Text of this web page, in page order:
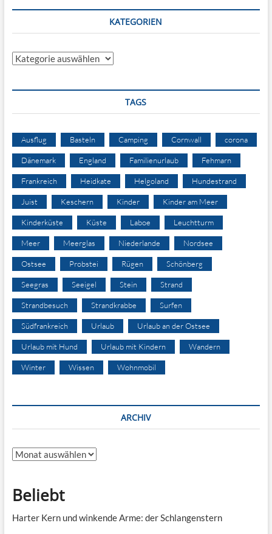
KATEGORIEN
Kategorien
TAGS
Ausflug Basteln Camping Cornwall corona
Dänemark England Familienurlaub Fehmarn
Frankreich Heidkate Helgoland Hundestrand
Juist Keschern Kinder Kinder am Meer
Kinderküste Küste Laboe Leuchtturm
Meer Meerglas Niederlande Nordsee
Ostsee Probstei Rügen Schönberg
Seegras Seeigel Stein Strand
Strandbesuch Strandkrabbe Surfen
Südfrankreich Urlaub Urlaub an der Ostsee
Urlaub mit Hund Urlaub mit Kindern Wandern
Winter Wissen Wohnmobil
ARCHIV
Archiv
Beliebt
Harter Kern und winkende Arme: der Schlangenstern